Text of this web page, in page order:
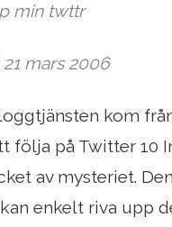
min twttr
21 mars 2006
kom
följa på Twitter 10
av mysteriet.
enkelt riva upp